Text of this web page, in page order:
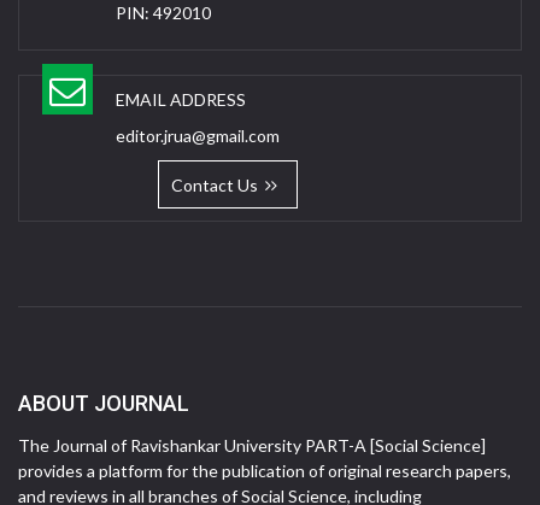
PIN: 492010
EMAIL ADDRESS
editor.jrua@gmail.com
Contact Us
ABOUT JOURNAL
The Journal of Ravishankar University PART-A [Social Science]
provides a platform for the publication of original research papers,
and reviews in all branches of Social Science, including